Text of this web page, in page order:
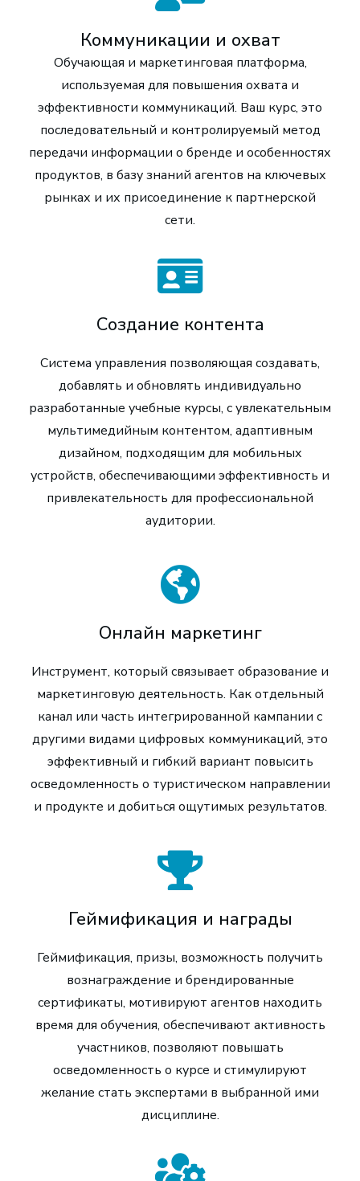
Коммуникации и охват
Обучающая и маркетинговая платформа,
используемая для повышения охвата и
эффективности коммуникаций. Ваш курс, это
последовательный и контролируемый метод
передачи информации о бренде и особенностях
продуктов, в базу знаний агентов на ключевых
рынках и их присоединение к партнерской
сети.
Создание контента
Система управления позволяющая создавать,
добавлять и обновлять индивидуально
разработанные учебные курсы, с увлекательным
мультимедийным контентом, адаптивным
дизайном, подходящим для мобильных
устройств, обеспечивающими эффективность и
привлекательность для профессиональной
аудитории.
Онлайн маркетинг
Инструмент, который связывает образование и
маркетинговую деятельность. Как отдельный
канал или часть интегрированной кампании с
другими видами цифровых коммуникаций, это
эффективный и гибкий вариант повысить
осведомленность о туристическом направлении
и продукте и добиться ощутимых результатов.
Геймификация и награды
Геймификация, призы, возможность получить
вознаграждение и брендированные
сертификаты, мотивируют агентов находить
время для обучения, обеспечивают активность
участников, позволяют повышать
осведомленность о курсе и стимулируют
желание стать экспертами в выбранной ими
дисциплине.